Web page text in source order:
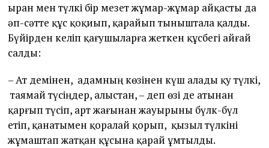
Қыран мен түлкі бір мезет жұмар-жұмар айқасты да
әп-сәтте құс қоқиып, қарайып тыныштала қалды.
Бүйірден келіп қағушыларға жеткен құсбегі айғай
салды:
– Ат демінен, адамның көзінен күш алады қу түлкі,
таямай түсіңдер, алыстан, – деп өзі де атынан
қарғып түсіп, арт жағынан жауырыны бүлк-бүл
етіп, қанатымен қоралай қорып, қызыл түлкіні
жұмаштап жатқан құсына қарай ұмтылды.